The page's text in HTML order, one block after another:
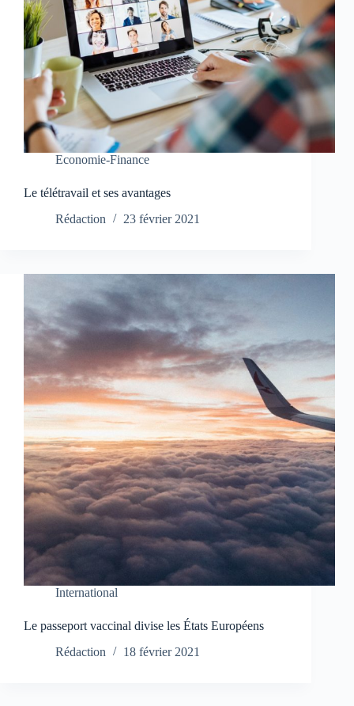
Economie-Finance
Le télétravail et ses avantages
Rédaction
23 février 2021
International
Le passeport vaccinal divise les États Européens
Rédaction
18 février 2021